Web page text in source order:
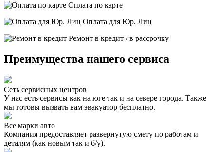
Оплата по карте
Оплата для Юр. Лиц
Ремонт в кредит / в рассрочку
Преимущества нашего сервиса
Сеть сервисных центров
У нас есть сервисы как на юге так и на севере города. Также
мы готовы вызвать вам эвакуатор бесплатно.
Все марки авто
Компания предоставляет развернутую смету по работам и
деталям (как новым так и б/у).